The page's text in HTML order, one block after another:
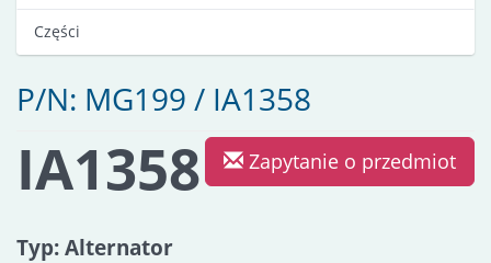
Części
P/N: MG199 / IA1358
Zapytanie o przedmiot
IA1358
Typ: Alternator